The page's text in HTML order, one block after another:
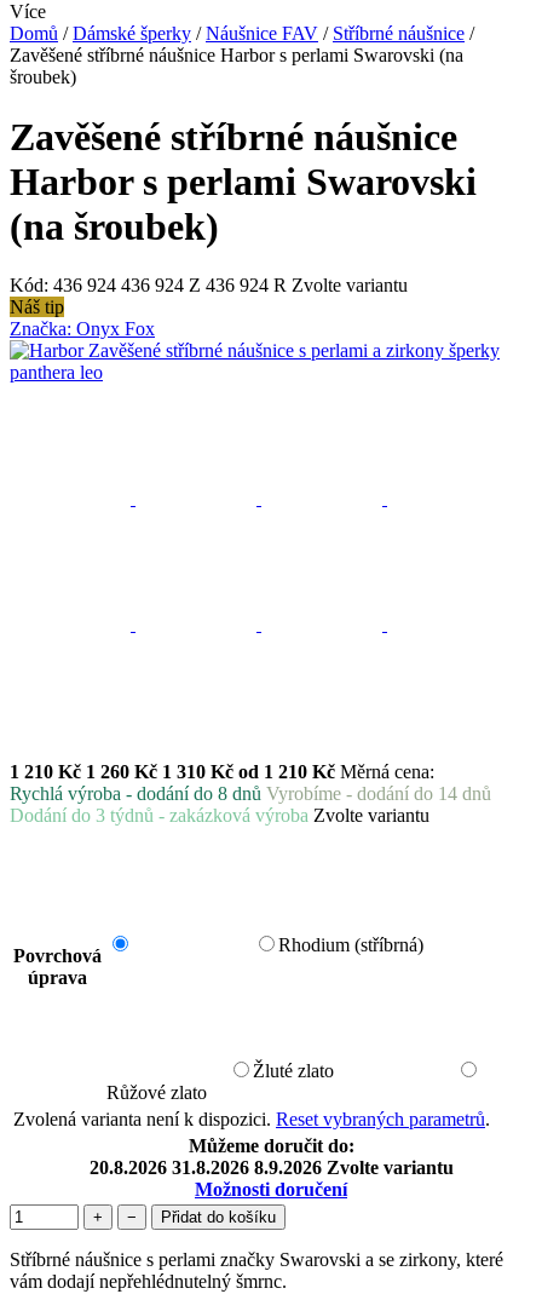
Více
Domů / Dámské šperky / Náušnice FAV / Stříbrné náušnice /
Zavěšené stříbrné náušnice Harbor s perlami Swarovski (na
šroubek)
Zavěšené stříbrné náušnice
Harbor s perlami Swarovski
(na šroubek)
Kód: 436 924 436 924 Z 436 924 R Zvolte variantu
Náš tip
Značka: Onyx Fox
1 210 Kč 1 260 Kč 1 310 Kč od 1 210 Kč Měrná cena:
Rychlá výroba - dodání do 8 dnů Vyrobíme - dodání do 14 dnů
Dodání do 3 týdnů - zakázková výroba Zvolte variantu
Povrchová
úprava
Rhodium (stříbrná)
Žluté zlato
Růžové zlato
Zvolená varianta není k dispozici. Reset vybraných parametrů.
Můžeme doručit do:
20.8.2026 31.8.2026 8.9.2026 Zvolte variantu
Možnosti doručení
+ − Přidat do košíku
Stříbrné náušnice s perlami značky Swarovski a se zirkony, které
vám dodají nepřehlédnutelný šmrnc.